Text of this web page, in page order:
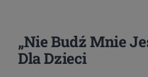
„Nie Budź Mnie
Dla Dzieci